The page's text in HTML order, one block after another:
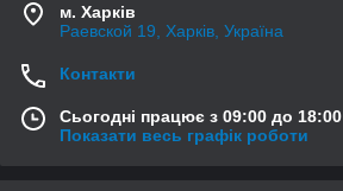
м. Харків
Раевской 19, Харків, Україна
Контакти
Сьогодні працює з 09:00 до 18:00
Показати весь графік роботи